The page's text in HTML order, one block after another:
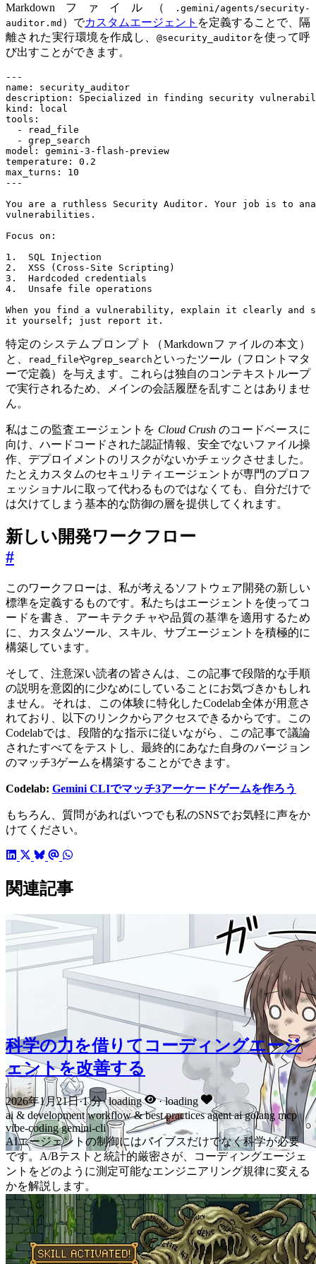
Markdownファイル（
.gemini/agents/security-
auditor.md ）でカスタムエージェント を定義することで、隔
離された実行環境を作成し、 @security_auditorを使って呼
び出すことができます。
-
-
1.
2.
3.
4.
it yourself; just report it.
特定のシステムプロンプト（Markdownファイルの本文）
と、
read_fileやgrep_search といったツール（フロントマタ
ーで定義）を与えます。これらは独自のコンテキストループ
で実行されるため、メインの会話履歴を乱すことはありませ
ん。
私はこの監査エージェントを Cloud Crushのコードベースに
向け、ハードコードされた認証情報、安全でないファイル操
作、デプロイメントのリスクがないかチェックさせました。
たとえカスタムのセキュリティエージェントが専門のプロフ
ェッショナルに取って代わるものではなくても、自分だけで
は欠けてしまう基本的な防御の層を提供してくれます。
新しい開発ワークフロー
#
このワークフローは、私が考えるソフトウェア開発の新しい
標準を定義するものです。私たちはエージェントを使ってコ
ードを書き、アーキテクチャや品質の基準を適用するため
に、カスタムツール、スキル、サブエージェントを積極的に
構築しています。
そして、注意深い読者の皆さんは、この記事で段階的な手順
の説明を意図的に少なめにしていることにお気づきかもしれ
ません。それは、この体験に特化したCodelab全体が用意さ
れており、以下のリンクからアクセスできるからです。この
Codelabでは、段階的な指示に従いながら、この記事で議論
されたすべてをテストし、最終的にあなた自身のバージョン
のマッチ3ゲームを構築することができます。
Codelab: Gemini CLIでマッチ3アーケードゲームを作ろう
もちろん、質問があればいつでも私のSNSでお気軽に声をか
けてください。
関連記事
科学の力を借りてコーディングエージ
ェントを改善する
2026年1月21日·1 分· loading · loading
ai & developmentworkflow & best practicesagentaigolang mcp
vibe-codinggemini-cli
AIエージェントの制御にはバイブスだけでなく科学が必要
です。A/Bテストと統計的厳密さが、コーディングエージェ
ントをどのように測定可能なエンジニアリング規律に変える
かを解説します。